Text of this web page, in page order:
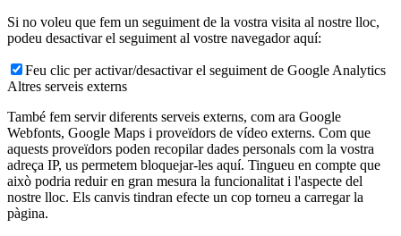
Si no voleu que fem un seguiment de la vostra visita al nostre lloc,
podeu desactivar el seguiment al vostre navegador aquí:
Feu clic per activar/desactivar el seguiment de Google Analytics
Altres serveis externs
També fem servir diferents serveis externs, com ara Google
Webfonts, Google Maps i proveïdors de vídeo externs. Com que
aquests proveïdors poden recopilar dades personals com la vostra
adreça IP, us permetem bloquejar-les aquí. Tingueu en compte que
això podria reduir en gran mesura la funcionalitat i l'aspecte del
nostre lloc. Els canvis tindran efecte un cop torneu a carregar la
pàgina.